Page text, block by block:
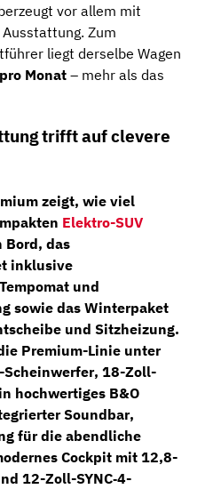
vor allem mit
Zum
liegt derselbe Wagen
Monat – mehr als das
trifft auf clevere
zeigt, wie viel
Elektro-SUV
Bord, das
inklusive
und
sowie das Winterpaket
und Sitzheizung.
Premium-Linie unter
Scheinwerfer, 18-Zoll-
hochwertiges B&O
Soundbar,
für die abendliche
Cockpit mit 12,8-
12-Zoll-SYNC‑4-